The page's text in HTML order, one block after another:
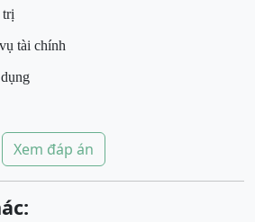
trị
tài chính
Xem đáp án